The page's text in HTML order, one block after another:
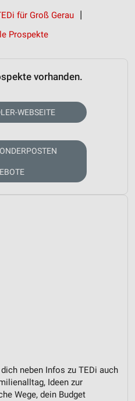
für Groß Gerau
Prospekte
vorhanden.
WEBSEITE
neben Infos zu TEDi auch
Ideen zur
Wege, dein Budget